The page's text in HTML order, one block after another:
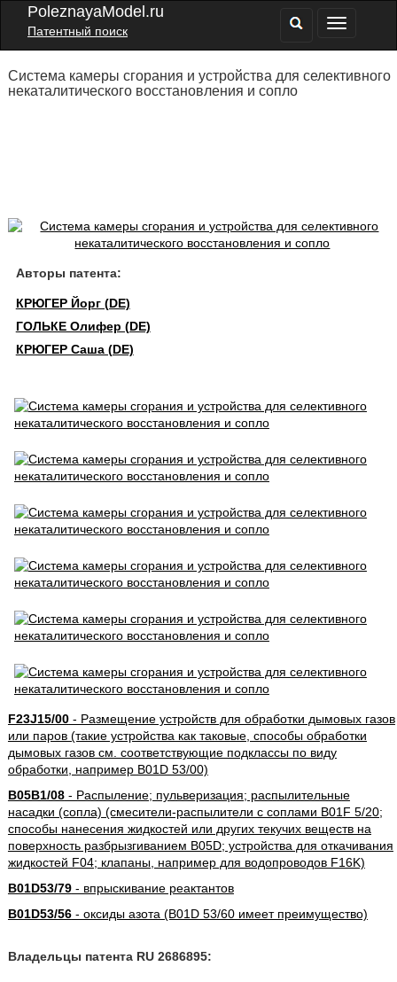
PoleznayaModel.ru
Патентный поиск
Система камеры сгорания и устройства для селективного
некаталитического восстановления и сопло
Авторы патента:
КРЮГЕР Йорг (DE)
ГОЛЬКЕ Олифер (DE)
КРЮГЕР Саша (DE)
F23J15/00- Размещение устройств для обработки дымовых газов
или паров (такие устройства как таковые, способы обработки
дымовых газов см. соответствующие подклассы по виду
обработки, например B01D 53/00)
B05B1/08- Распыление; пульверизация; распылительные
насадки (сопла) (смесители-распылители с соплами B01F 5/20;
способы нанесения жидкостей или других текучих веществ на
поверхность разбрызгиванием B05D; устройства для откачивания
жидкостей F04; клапаны, например для водопроводов F16K)
B01D53/79- впрыскивание реактантов
B01D53/56- оксиды азота (B01D 53/60 имеет преимущество)
Владельцы патента RU 2686895: